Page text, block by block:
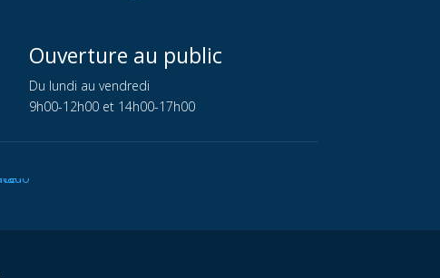
Ouverture au public
Du lundi au vendredi
9h00-12h00 et 14h00-17h00